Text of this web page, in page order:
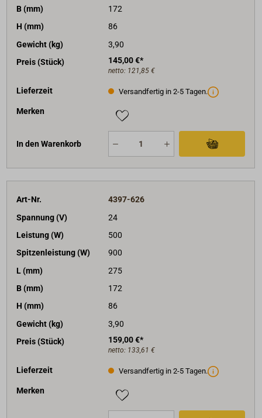
B (mm)
172
H (mm)
86
Gewicht (kg)
3,90
Preis (Stück)
145,00 €*
netto: 121,85 €
Lieferzeit Versandfertig in 2-5 Tagen.
Merken
In den Warenkorb
Art-Nr.
4397-626
Spannung (V)
24
Leistung (W)
500
Spitzenleistung (W)
900
L (mm)
275
B (mm)
172
H (mm)
86
Gewicht (kg)
3,90
Preis (Stück)
159,00 €*
netto: 133,61 €
Lieferzeit Versandfertig in 2-5 Tagen.
Merken